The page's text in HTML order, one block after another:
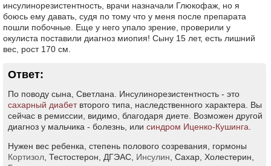
инсулинорезистентность, врачи назначали Глюкофаж, но я
боюсь ему давать, судя по тому что у меня после препарата
пошли побочные. Еще у него упало зрение, проверили у
окулиста поставили диагноз миопия! Сыну 15 лет, есть лишний
вес, рост 170 см.
Ответ:
По поводу сына, Светлана. Инсулинорезистентность - это
сахарный диабетвторого типа, наследственного характера. Вы
сейчас в ремиссии, видимо, благодаря диете. Возможен другой
диагноз у мальчика - болезнь, или синдром Иценко-Кушинга
Нужен вес ребенка, степень полового созревания, гормоны
Кортизол , Тестостерон, ДГЭАС, Инсулин , Сахар, Холестерин,